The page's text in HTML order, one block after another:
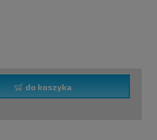
do koszyka